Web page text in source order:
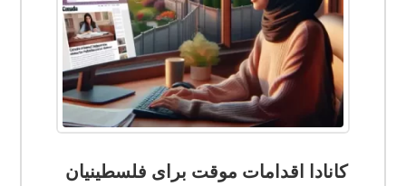
کانادا اقدامات موقت برای فلسطینیان